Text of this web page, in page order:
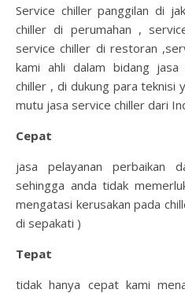
Service chiller panggilan di
chiller di perumahan ,
service chiller di restoran
kami ahli dalam bidang jasa
chiller , di dukung para teknisi
mutu jasa service chiller dari
Cepat
jasa pelayanan perbaikan
sehingga anda tidak
mengatasi kerusakan pada
di sepakati )
Tepat
tidak hanya cepat kami